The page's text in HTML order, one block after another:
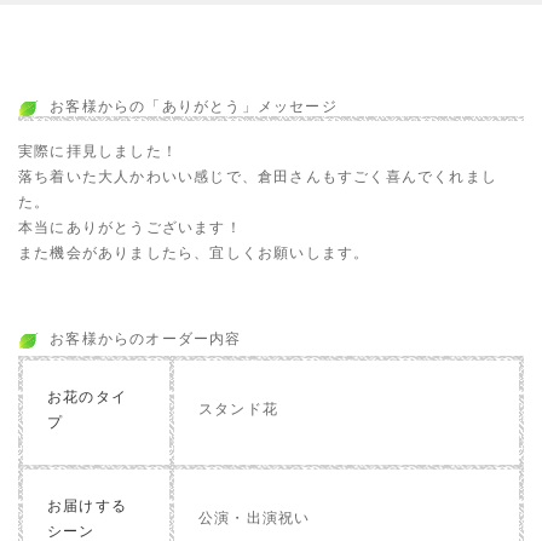
お客様からの「ありがとう」メッセージ
実際に拝見しました！
落ち着いた大人かわいい感じで、倉田さんもすごく喜んでくれまし
た。
本当にありがとうございます！
また機会がありましたら、宜しくお願いします。
お客様からのオーダー内容
お花のタイ
プ
スタンド花
お届けする
シーン
公演・出演祝い